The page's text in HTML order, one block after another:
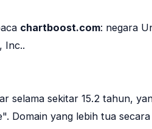
chartboost.com: negara
Inc..
selama sekitar 15.2 tahun,
Domain yang lebih tua